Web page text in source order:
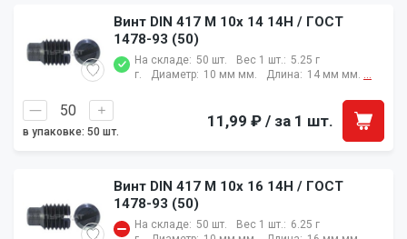
Винт DIN 417 M 10x 14 14H / ГОСТ
1478-93 (50)
На складе: 50 шт. Вес 1 шт.: 5.25 г
г.
Диаметр: 10 мм мм. Длина: 14 мм мм. ...
в упаковке: 50 шт.
11,99 ₽ / за 1 шт.
Винт DIN 417 M 10x 16 14H / ГОСТ
1478-93 (50)
На складе: 50 шт. Вес 1 шт.: 6.25 г